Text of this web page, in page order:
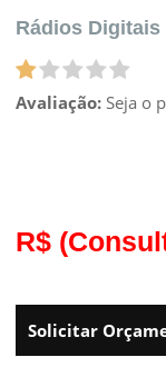
Rádios Digitais
Avaliação: Seja o
R$
Solicitar